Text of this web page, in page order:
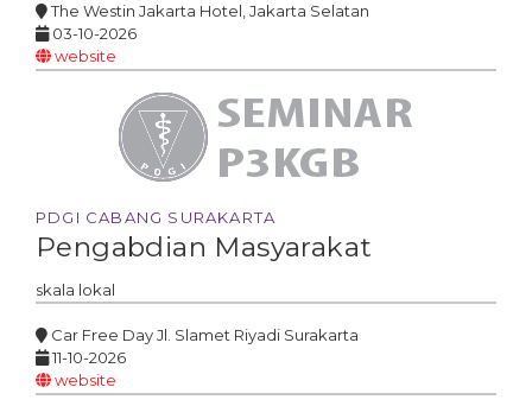
The Westin Jakarta Hotel, Jakarta Selatan
03-10-2026
website
PDGI CABANG SURAKARTA
Pengabdian Masyarakat
skala lokal
Car Free Day Jl. Slamet Riyadi Surakarta
11-10-2026
website